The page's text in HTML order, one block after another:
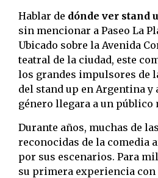
Hablar de dónde ver stand
sin mencionar a Paseo La
Ubicado sobre la Avenida
teatral de la ciudad, este
los grandes impulsores de
del stand up en Argentina y
género llegara a un público
Durante años, muchas de
reconocidas de la comedia
por sus escenarios. Para
su primera experiencia